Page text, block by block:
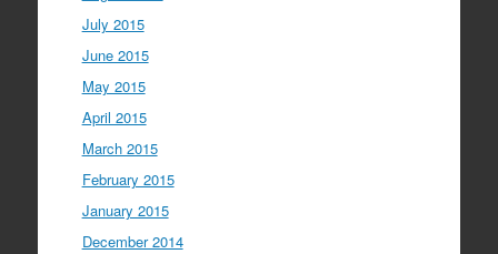
July 2015
June 2015
May 2015
April 2015
March 2015
February 2015
January 2015
December 2014